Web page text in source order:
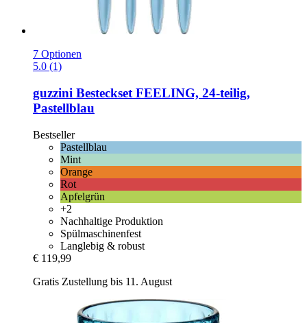
7 Optionen
5.0 (1)
guzzini Besteckset FEELING, 24-​teilig,
Pastellblau
Bestseller
Pastellblau
Mint
Orange
Rot
Apfelgrün
+2
Nachhaltige Produktion
Spülmaschinenfest
Langlebig & robust
€ 119,99
Gratis Zustellung bis 11. August